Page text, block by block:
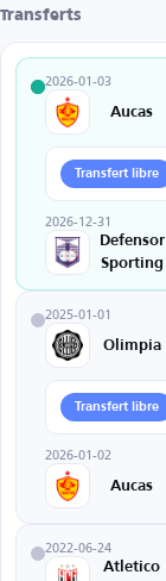
Transferts
2026-01-03
Aucas
Transfert libre
2026-12-31
Defensor
Sporting
2025-01-01
Olimpia
Transfert libre
2026-01-02
Aucas
2022-06-24
Atletico